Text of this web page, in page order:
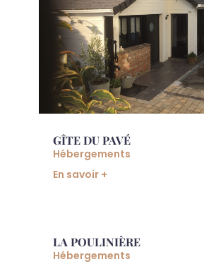
GÎTE DU PAVÉ
Hébergements
En savoir +
LA POULINIÈRE
Hébergements